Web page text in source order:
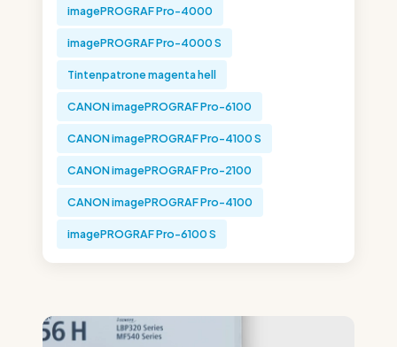
imagePROGRAF Pro-4000
imagePROGRAF Pro-4000 S
Tintenpatrone magenta hell
CANON imagePROGRAF Pro-6100
CANON imagePROGRAF Pro-4100 S
CANON imagePROGRAF Pro-2100
CANON imagePROGRAF Pro-4100
imagePROGRAF Pro-6100 S